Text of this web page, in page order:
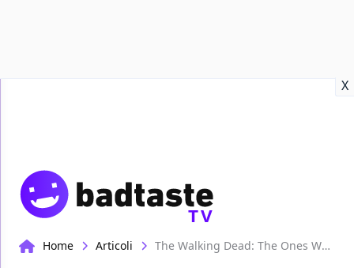
X
TV
Home Articoli The Walking Dead: The Ones Who Live: Scott Gimple alimenta le ipotesi sul rinnovo per la stagione 2